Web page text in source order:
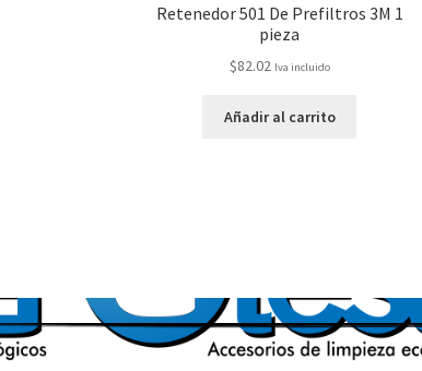
Retenedor 501 De Prefiltros 3M 1
pieza
$82.02 Iva incluido
Añadir al carrito